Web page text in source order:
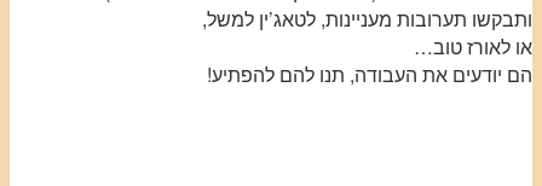
ותבקשו תערובות מעניינות, לטאג’ין למשל,
או לאורז טוב…
הם יודעים את העבודה, תנו להם להפתיע!